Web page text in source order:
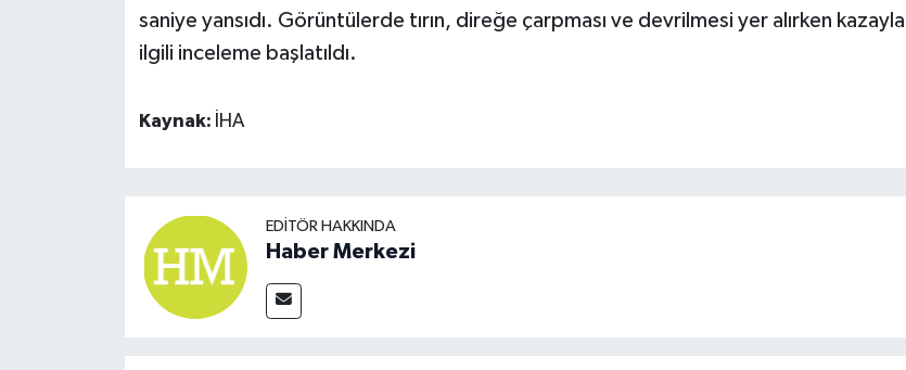
saniye yansıdı. Görüntülerde tırın, direğe çarpması ve devrilmesi yer alırken kazayla
ilgili inceleme başlatıldı.
Kaynak: İHA
EDITÖR HAKKINDA
Haber Merkezi